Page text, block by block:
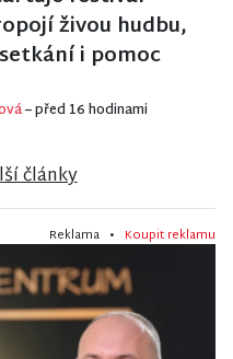
živou hudbu,
i pomoc
– před 16 hodinami
články
Reklama • Koupit reklamu